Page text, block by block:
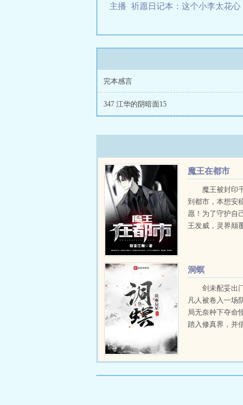
主播 祈愿日记本：这个小李太花心
完本感言
347 江华的阴暗面15
魔王在都市
魔王被封印
到都市，本想安
愿！为了守护自
王发威，灵界颠
洞螟
剑未配妥出
凡人被卷入一场
局无奈种下夺命
踏入修真界，并